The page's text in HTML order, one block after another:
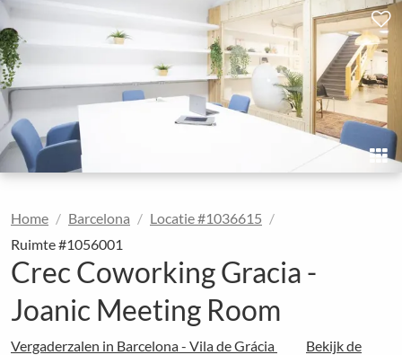
Home Barcelona
Locatie #1036615
Ruimte #1056001
Crec Coworking Gracia -
Joanic Meeting Room
Vergaderzalen in Barcelona - Vila de Grácia
Bekijk de